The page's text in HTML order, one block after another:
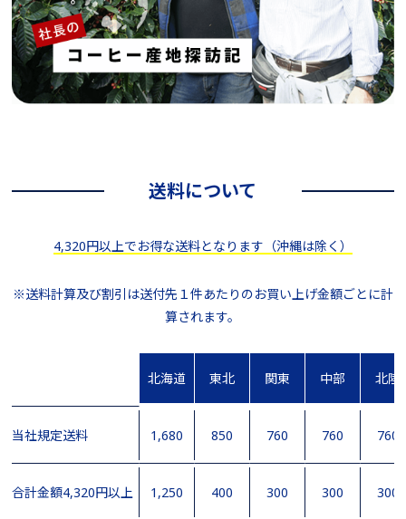
送料について
4,320円以上でお得な送料となります（沖縄は除く）
※送料計算及び割引は送付先１件あたりのお買い上げ金額ごとに計
算されます。
北海道 東北 関東 中部 北陸
当社規定送料 1,680 850 760 760 760
合計金額4,320円以上 1,250 400 300 300 300